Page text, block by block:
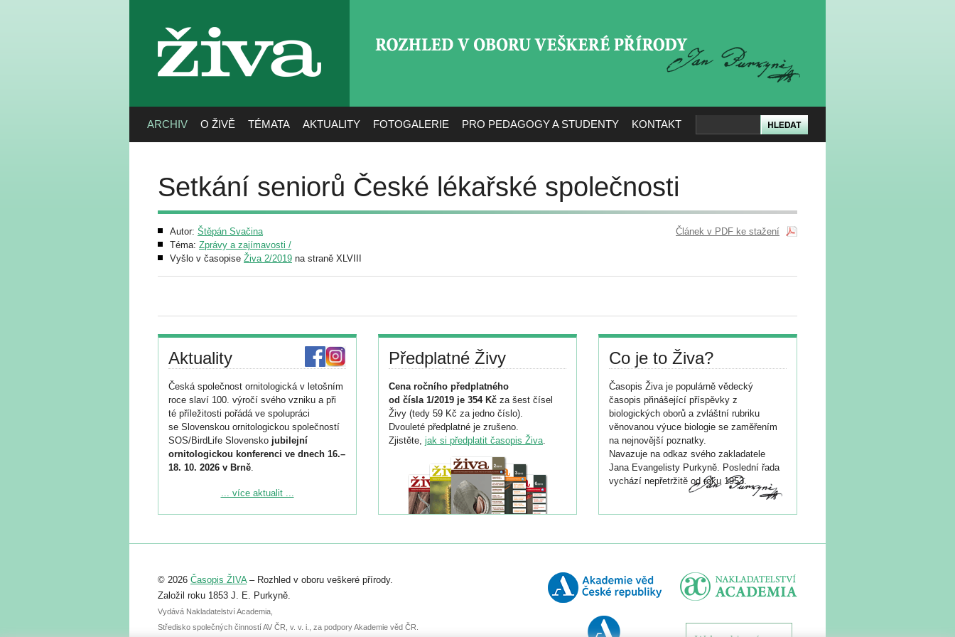
živa
ARCHIV O ŽIVĚ TÉMATA AKTUALITY FOTOGALERIE PRO PEDAGOGY A STUDENTY KONTAKT
Setkání seniorů České lékařské společnosti
Autor: Štěpán Svačina
Téma: Zprávy a zajímavosti /
Vyšlo v časopise Živa 2/2019 na straně XLVIII
Článek v PDF ke stažení
Aktuality
Česká společnost ornitologická v letošním
roce slaví 100. výročí svého vzniku a při
té příležitosti pořádá ve spolupráci
se Slovenskou ornitologickou společností
SOS/BirdLife Slovensko jubilejní
ornitologickou konferenci ve dnech 16.–
18. 10. 2026 v Brně.
Podrobnější informace ke konferenci
Registrovat se můžete do 6. září.
abstraktu přihlášené přednášky nebo
posteru je už 30. června.
... více aktualit ...
Předplatné Živy
Cena ročního předplatného
od čísla 1/2019 je 354 Kč za šest čísel
Živy (tedy 59 Kč za jedno číslo).
Dvouleté předplatné je zrušeno.
Zjistěte, jak si předplatit časopis Živa.
Co je to Živa?
Časopis Živa je populárně vědecký
časopis přinášející příspěvky z
biologických oborů a zvláštní rubriku
věnovanou výuce biologie se zaměřením
na nejnovější poznatky.
Navazuje na odkaz svého zakladatele
Jana Evangelisty Purkyně. Poslední řada
vychází nepřetržitě od roku 1953.
© 2026 Časopis ŽIVA– Rozhled v oboru veškeré přírody.
Založil roku 1853 J. E. Purkyně.
Vydává Nakladatelství Academia,
Středisko společných činností AV ČR, v. v. i., za podpory Akademie věd ČR.